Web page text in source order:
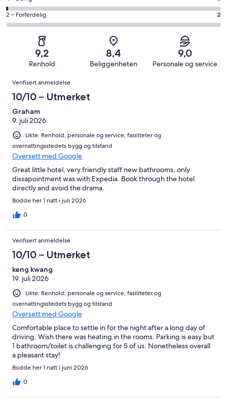
327
av
totalt
anmeldelser.
Bra.
231
anmeldelser.
6
−
Grei.
anmeldelser.
på
4
605
anmeldelser.
Rangering
på
Forferdelig.
av
totalt
605
anmeldelser.
2 – Forferdelig 2
9,2
Renhold
8,4
Beliggenheten
9,0
Personale og service
Anmeldelser
Verifisert anmeldelse
10/10 – Utmerket
Graham
9. juli 2026
Likte: Renhold, personale og service, fasiliteter og
overnattingsstedets bygg og tilstand
Oversett med Google
Great little hotel, very friendly staff new bathrooms, only
dissapointment was with Expedia. Book through the hotel
directly and avoid the drama.
Bodde her 1 natt i juli 2026
0
Verifisert anmeldelse
10/10 – Utmerket
keng kwang
19. juli 2026
Likte: Renhold, personale og service, fasiliteter og
overnattingsstedets bygg og tilstand
Oversett med Google
Comfortable place to settle in for the night after a long day of
driving. Wish there was heating in the rooms. Parking is easy but
1 bathroom/toilet is challenging for 5 of us. Nonetheless overall
a pleasant stay!
Bodde her 1 natt i juni 2026
0